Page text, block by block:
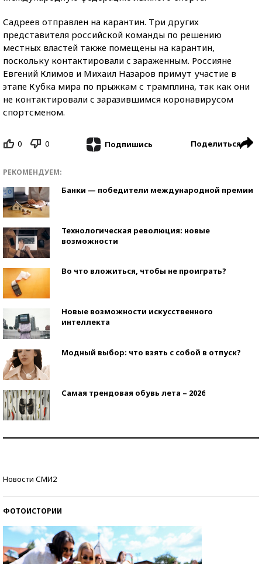
Садреев отправлен на карантин. Три других
представителя российской команды по решению
местных властей также помещены на карантин,
поскольку контактировали с зараженным. Россияне
Евгений Климов и Михаил Назаров примут участие в
этапе Кубка мира по прыжкам с трамплина, так как они
не контактировали с заразившимся коронавирусом
спортсменом.
0 0 Подпишись Поделиться
РЕКОМЕНДУЕМ:
Банки — победители международной премии
Технологическая революция: новые
возможности
Во что вложиться, чтобы не проиграть?
Новые возможности искусственного
интеллекта
Модный выбор: что взять с собой в отпуск?
Самая трендовая обувь лета – 2026
Новости СМИ2
ФОТОИСТОРИИ